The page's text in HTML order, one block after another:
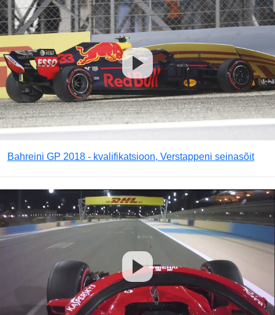
Bahreini GP 2018 - kvalifikatsioon, Verstappeni seinasõit